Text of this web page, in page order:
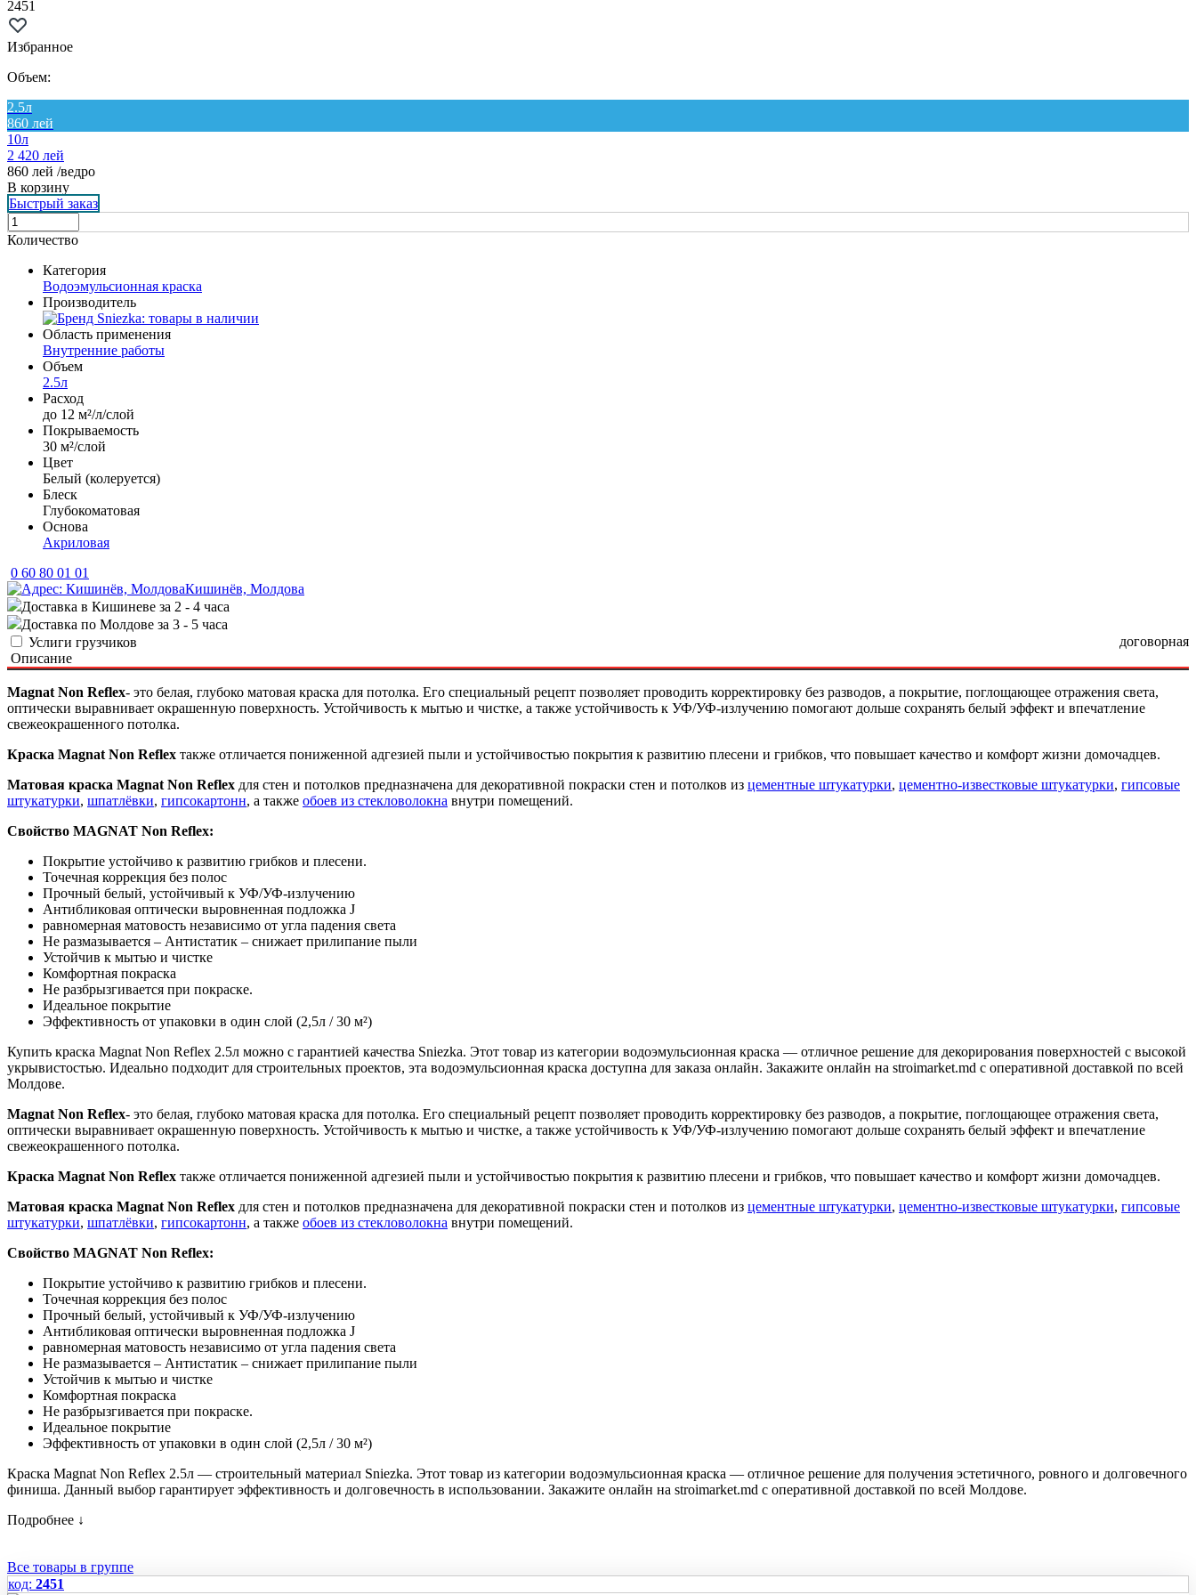
2451
Избранное
Объем:
2.5л
860 лей
10л
2 420 лей
860 лей /ведро
В корзину
Быстрый заказ
Количество
Категория
Водоэмульсионная краска
Производитель
Область применения
Внутренние работы
Объем
2.5л
Расход
до 12 м²/л/слой
Покрываемость
30 м²/слой
Цвет
Белый (колеруется)
Блеск
Глубокоматовая
Основа
Акриловая
0 60 80 01 01
Кишинёв, Молдова
Доставка в Кишиневе за 2 - 4 часа
Доставка по Молдове за 3 - 5 часа
Услиги грузчиков
договорная
Описание
Magnat Non Reflex- это белая, глубоко матовая краска для потолка. Его специальный рецепт позволяет проводить корректировку без разводов, а покрытие, поглощающее отражения света,
оптически выравнивает окрашенную поверхность. Устойчивость к мытью и чистке, а также устойчивость к УФ/УФ-излучению помогают дольше сохранять белый эффект и впечатление
свежеокрашенного потолка.
Краска Magnat Non Reflex также отличается пониженной адгезией пыли и устойчивостью покрытия к развитию плесени и грибков, что повышает качество и комфорт жизни домочадцев.
Матовая краска Magnat Non Reflex для стен и потолков предназначена для декоративной покраски стен и потолков из цементные штукатурки, цементно-известковые штукатурки, гипсовые
штукатурки, шпатлёвки, гипсокартонн, а также обоев из стекловолокна внутри помещений.
Свойство MAGNAT Non Reflex:
Покрытие устойчиво к развитию грибков и плесени.
Точечная коррекция без полос
Прочный белый, устойчивый к УФ/УФ-излучению
Антибликовая оптически выровненная подложка J
равномерная матовость независимо от угла падения света
Не размазывается – Антистатик – снижает прилипание пыли
Устойчив к мытью и чистке
Комфортная покраска
Не разбрызгивается при покраске.
Идеальное покрытие
Эффективность от упаковки в один слой (2,5л / 30 м²)
Купить краска Magnat Non Reflex 2.5л можно с гарантией качества Sniezka. Этот товар из категории водоэмульсионная краска — отличное решение для декорирования поверхностей с высокой
укрывистостью. Идеально подходит для строительных проектов, эта водоэмульсионная краска доступна для заказа онлайн. Закажите онлайн на stroimarket.md с оперативной доставкой по всей
Молдове.
Magnat Non Reflex- это белая, глубоко матовая краска для потолка. Его специальный рецепт позволяет проводить корректировку без разводов, а покрытие, поглощающее отражения света,
оптически выравнивает окрашенную поверхность. Устойчивость к мытью и чистке, а также устойчивость к УФ/УФ-излучению помогают дольше сохранять белый эффект и впечатление
свежеокрашенного потолка.
Краска Magnat Non Reflex также отличается пониженной адгезией пыли и устойчивостью покрытия к развитию плесени и грибков, что повышает качество и комфорт жизни домочадцев.
Матовая краска Magnat Non Reflex для стен и потолков предназначена для декоративной покраски стен и потолков из цементные штукатурки, цементно-известковые штукатурки, гипсовые
штукатурки, шпатлёвки, гипсокартонн, а также обоев из стекловолокна внутри помещений.
Свойство MAGNAT Non Reflex:
Покрытие устойчиво к развитию грибков и плесени.
Точечная коррекция без полос
Прочный белый, устойчивый к УФ/УФ-излучению
Антибликовая оптически выровненная подложка J
равномерная матовость независимо от угла падения света
Не размазывается – Антистатик – снижает прилипание пыли
Устойчив к мытью и чистке
Комфортная покраска
Не разбрызгивается при покраске.
Идеальное покрытие
Эффективность от упаковки в один слой (2,5л / 30 м²)
Краска Magnat Non Reflex 2.5л — строительный материал Sniezka. Этот товар из категории водоэмульсионная краска — отличное решение для получения эстетичного, ровного и долговечного
финиша. Данный выбор гарантирует эффективность и долговечность в использовании. Закажите онлайн на stroimarket.md с оперативной доставкой по всей Молдове.
Подробнее ↓
Все товары в группе
код: 2451